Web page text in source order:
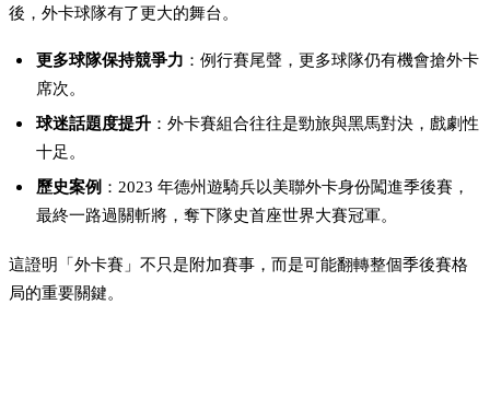
後，外卡球隊有了更大的舞台。
更多球隊保持競爭力 ：例行賽尾聲，更多球隊仍有機會搶外卡
席次。
球迷話題度提升 ：外卡賽組合往往是勁旅與黑馬對決，戲劇性
十足。
歷史案例 ：2023 年德州遊騎兵以美聯外卡身份闖進季後賽，
最終一路過關斬將，奪下隊史首座世界大賽冠軍。
這證明「外卡賽」不只是附加賽事，而是可能翻轉整個季後賽格
局的重要關鍵。